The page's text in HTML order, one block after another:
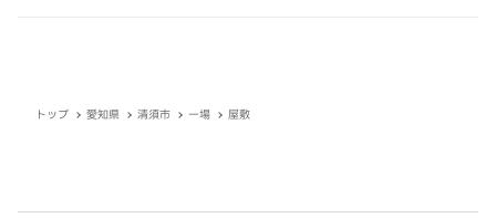
トップ 愛知県 清須市 一場 屋敷